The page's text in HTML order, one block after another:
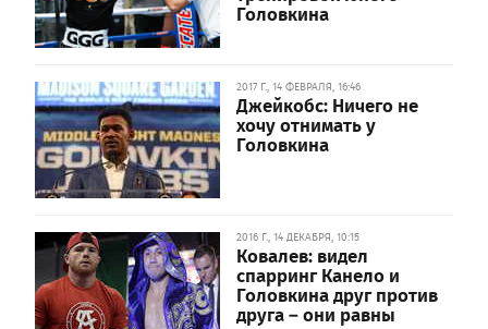
Головкина
2017 Г., 14 ФЕВРАЛЯ, 16:46
Джейкобс: Ничего не
хочу отнимать у
Головкина
2016 Г., 14 ДЕКАБРЯ, 10:15
Ковалев: видел
спарринг Канело и
Головкина друг против
друга – они равны